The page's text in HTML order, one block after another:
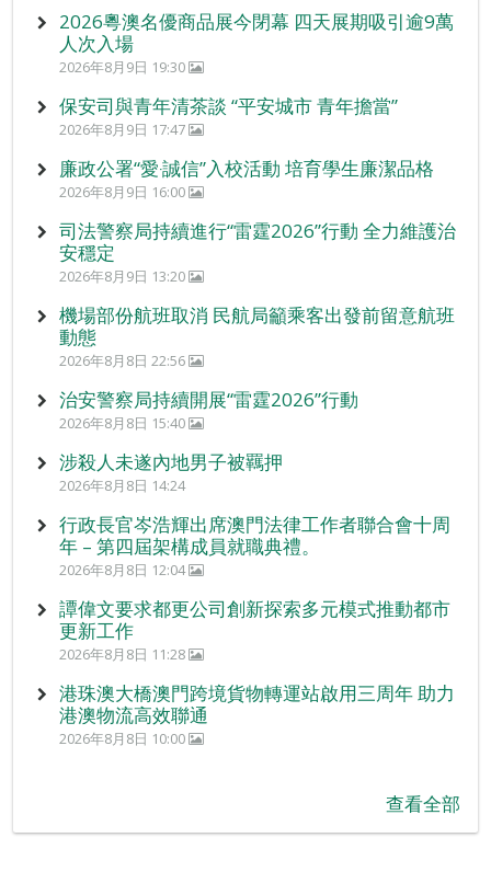
2026粵澳名優商品展今閉幕 四天展期吸引逾9萬
人次入場
2026年8月9日 19:30
保安司與青年清茶談 “平安城市 青年擔當”
2026年8月9日 17:47
廉政公署“愛‧誠信”入校活動 培育學生廉潔品格
2026年8月9日 16:00
司法警察局持續進行“雷霆2026”行動 全力維護治
安穩定
2026年8月9日 13:20
機場部份航班取消 民航局籲乘客出發前留意航班
動態
2026年8月8日 22:56
治安警察局持續開展“雷霆2026”行動
2026年8月8日 15:40
涉殺人未遂內地男子被羈押
2026年8月8日 14:24
行政長官岑浩輝出席澳門法律工作者聯合會十周
年 – 第四屆架構成員就職典禮。
2026年8月8日 12:04
譚偉文要求都更公司創新探索多元模式推動都市
更新工作
2026年8月8日 11:28
港珠澳大橋澳門跨境貨物轉運站啟用三周年 助力
港澳物流高效聯通
2026年8月8日 10:00
查看全部